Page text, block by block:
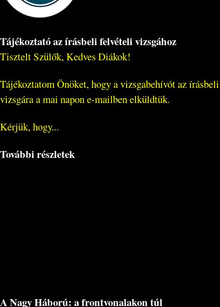
Tájékoztató az írásbeli felvételi vizsgához
Tisztelt Szülők, Kedves Diákok!
Tájékoztatom Önöket, hogy a vizsgabehívót az írásbeli
vizsgára a mai napon e-mailben elküldtük.
Kérjük, hogy...
További részletek
A Nagy Háború: a frontvonalakon túl